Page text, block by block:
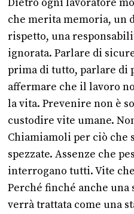
Dietro ogni lavoratore
che merita memoria, un
rispetto, una
ignorata. Parlare di
prima di tutto, parlare di
affermare che il lavoro
la vita. Prevenire non è
custodire vite umane.
Chiamiamoli per ciò che
spezzate. Assenze che
interrogano tutti. Vite
Perché finché anche
verrà trattata come una